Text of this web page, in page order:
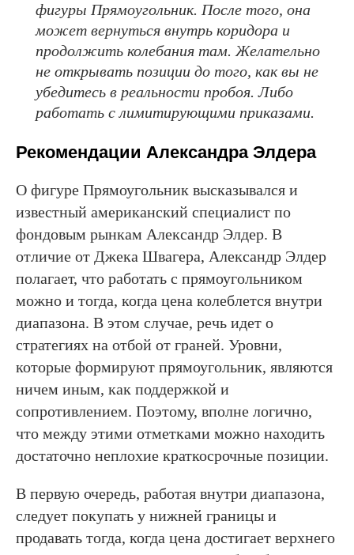
фигуры Прямоугольник. После того, она
может вернуться внутрь коридора и
продолжить колебания там. Желательно
не открывать позиции до того, как вы не
убедитесь в реальности пробоя. Либо
работать с лимитирующими приказами.
Рекомендации Александра Элдера
О фигуре Прямоугольник высказывался и
известный американский специалист по
фондовым рынкам Александр Элдер. В
отличие от Джека Швагера, Александр Элдер
полагает, что работать с прямоугольником
можно и тогда, когда цена колеблется внутри
диапазона. В этом случае, речь идет о
стратегиях на отбой от граней. Уровни,
которые формируют прямоугольник, являются
ничем иным, как поддержкой и
сопротивлением. Поэтому, вполне логично,
что между этими отметками можно находить
достаточно неплохие краткосрочные позиции.
В первую очередь, работая внутри диапазона,
следует покупать у нижней границы и
продавать тогда, когда цена достигает верхнего